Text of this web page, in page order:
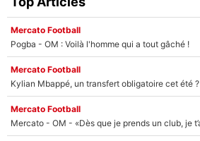
Mercato Football
Pogba - OM : Voilà l'homme qui a tout gâché !
Mercato Football
Kylian Mbappé, un transfert obligatoire cet été ?
Mercato Football